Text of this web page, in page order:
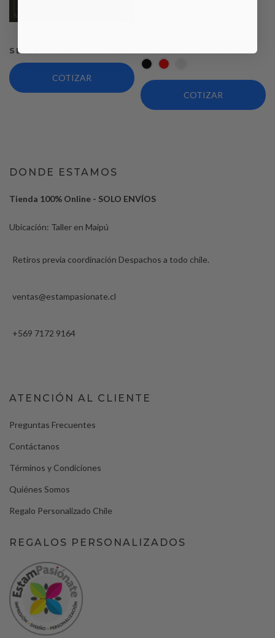
SET EJECUTIVO SENSE
COTIZAR
COTIZAR
DONDE ESTAMOS
Tienda 100% Online - SOLO ENVÍOS
Ubicación: Taller en Maipú
Retiros previa coordinación Despachos a todo chile.
ventas@estampasionate.cl
+569 7172 9164
ATENCIÓN AL CLIENTE
Preguntas Frecuentes
Contáctanos
Términos y Condiciones
Quiénes Somos
Regalo Personalizado Chile
REGALOS PERSONALIZADOS